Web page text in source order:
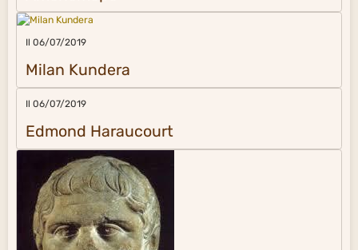
Il 06/07/2019
Milan Kundera
Il 06/07/2019
Edmond Haraucourt